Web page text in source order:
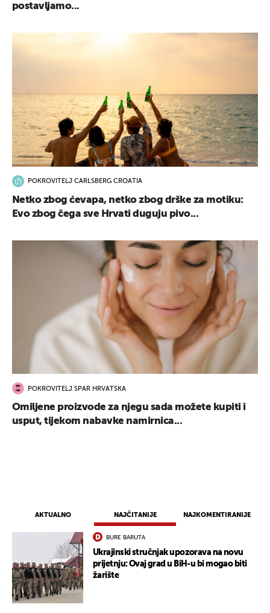
AKTUALNO NAJČITANIJE NAJKOMENTIRANIJE
BURE BARUTA
Ukrajinski stručnjak upozorava na novu
prijetnju: Ovaj grad u BiH-u bi mogao biti
žarište
postavljamo...
POKROVITELJ CARLSBERG CROATIA
Netko zbog ćevapa, netko zbog drške za motiku:
Evo zbog čega sve Hrvati duguju pivo...
POKROVITELJ SPAR HRVATSKA
Omiljene proizvode za njegu sada možete kupiti i
usput, tijekom nabavke namirnica...